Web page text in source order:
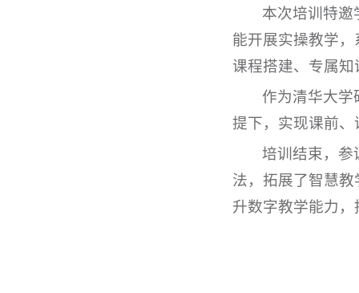
本次培训特
能开展实操教学
课程搭建、专属
作为清华大学
提下，实现课前
培训结束，参
法，拓展了智慧
升数字教学能力